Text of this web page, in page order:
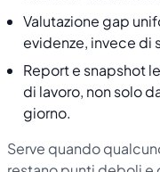
Valutazione gap
evidenze, invece di
Report e snapshot
di lavoro, non solo
giorno.
Serve quando